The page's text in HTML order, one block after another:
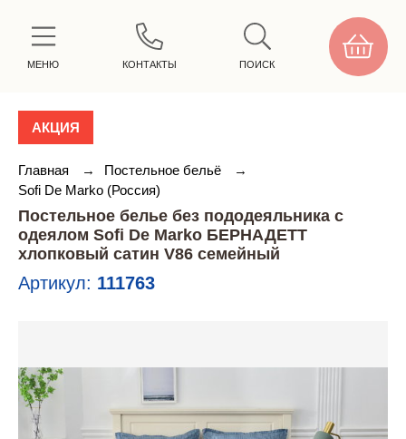
МЕНЮ КОНТАКТЫ ПОИСК
АКЦИЯ
Главная → Постельное бельё
→
Sofi De Marko (Россия)
Постельное белье без пододеяльника с
одеялом Sofi De Marko БЕРНАДЕТТ
хлопковый сатин V86 семейный
Артикул: 111763